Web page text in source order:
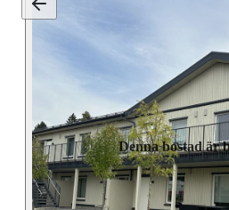
Denna bostad är